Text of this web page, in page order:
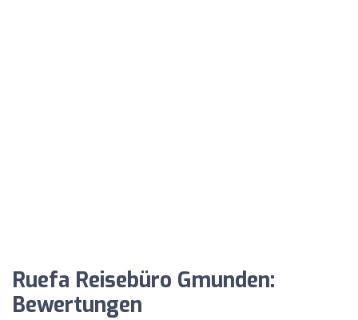
Ruefa Reisebüro Gmunden:
Bewertungen